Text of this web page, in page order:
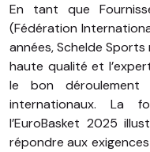
En tant que
(Fédération
années, Schelde
haute qualité et
le bon déroulement
internationaux. La
l’EuroBasket 2025
répondre aux